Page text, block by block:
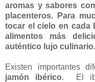
aromas y sabores
placenteros. Para
tocar el cielo en cada
alimentos más
auténtico lujo culinario.
Existen importantes
jamón ibérico. El